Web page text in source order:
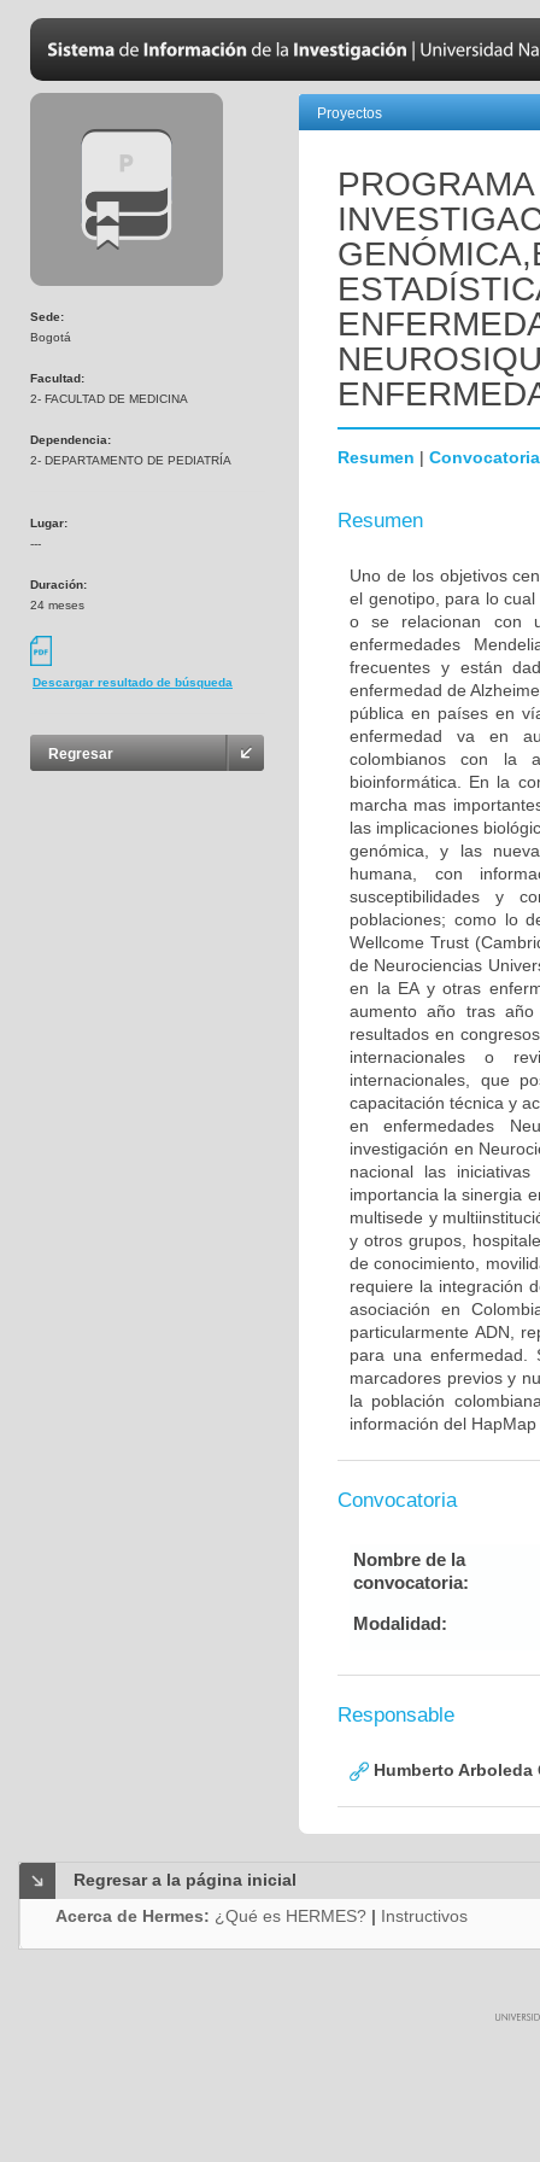
Sede:
Bogotá
Facultad:
2- FACULTAD DE MEDICINA
Dependencia:
2- DEPARTAMENTO DE PEDIATRÍA
Lugar:
---
Duración:
24 meses
Descargar resultado de búsqueda
Regresar
Proyectos
Resumen | Convocatoria
Resumen
Uno de los objetivos
el genotipo, para lo
o se relacionan con
enfermedades
frecuentes y están
enfermedad de
pública en países en
enfermedad va en
colombianos con la
bioinformática. En la
marcha mas
las implicaciones
genómica, y las
humana, con
susceptibilidades y
poblaciones; como lo
Wellcome Trust
de Neurociencias
en la EA y otras
aumento año tras año
resultados en
internacionales o
internacionales, que
capacitación técnica y
en enfermedades
investigación en
nacional las
importancia la sinergia
multisede y
y otros grupos,
de conocimiento,
requiere la integración
asociación en
particularmente ADN,
para una enfermedad.
marcadores previos y
la población
información del
Convocatoria
Nombre de la
convocatoria:
Modalidad:
Responsable
Humberto Arboleda
Regresar a la página inicial
Acerca de Hermes: ¿Qué es HERMES? | Instructivos